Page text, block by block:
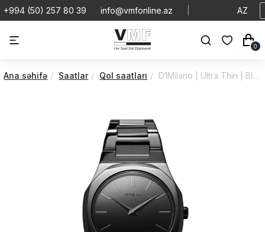
+994 (50) 257 80 39 info@vmfonline.az AZ
0
Ana səhifə Saatlar Qol saatları D1Milano | Ultra Thin | Black Mirror | UTBU09